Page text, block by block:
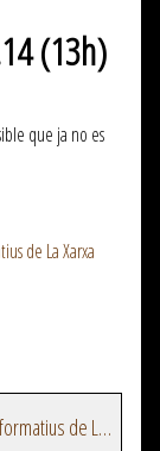
(13h)
que ja no es
de La Xarxa
Veure més episodis del programa Butlletins informatius de La Xarxa